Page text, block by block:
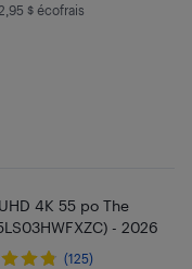
$ en écofrais
$ écofrais
4K 55 po The
- 2026
(125)